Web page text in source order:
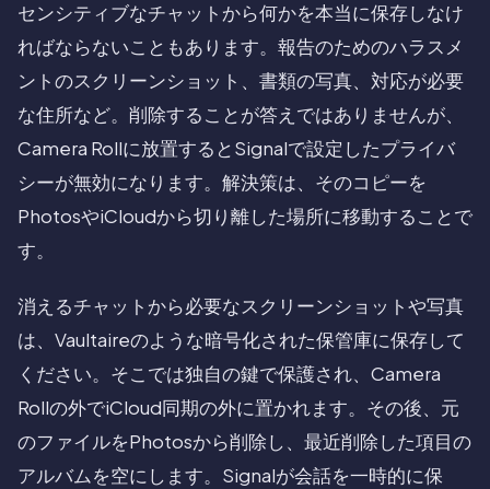
センシティブなチャットから何かを本当に保存しなけ
ればならないこともあります。報告のためのハラスメ
ントのスクリーンショット、書類の写真、対応が必要
な住所など。削除することが答えではありませんが、
Camera Rollに放置するとSignalで設定したプライバ
シーが無効になります。解決策は、そのコピーを
PhotosやiCloudから切り離した場所に移動することで
す。
消えるチャットから必要なスクリーンショットや写真
は、Vaultaireのような暗号化された保管庫に保存して
ください。そこでは独自の鍵で保護され、Camera
Rollの外でiCloud同期の外に置かれます。その後、元
のファイルをPhotosから削除し、最近削除した項目の
アルバムを空にします。Signalが会話を一時的に保